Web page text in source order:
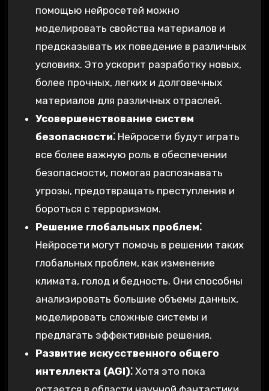
помощью нейросетей можно
моделировать свойства материалов и
предсказывать их поведение в различных
условиях. Это ускорит разработку новых,
более прочных, легких и долговечных
материалов для различных отраслей.
Усовершенствование систем
безопасности⁚Нейросети будут играть
все более важную роль в обеспечении
безопасности, помогая распознавать
угрозы, предотвращать преступления и
бороться с терроризмом.
Решение глобальных проблем⁚
Нейросети могут помочь в решении таких
глобальных проблем, как изменение
климата, голод и бедность. Они способны
анализировать большие объемы данных,
моделировать сложные системы и
предлагать эффективные решения.
Развитие искусственного общего
интеллекта (AGI)⁚Хотя это пока